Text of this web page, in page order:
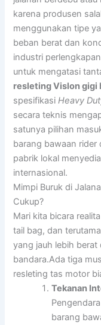
karena produsen
menggunakan tipe
beban berat dan
industri
untuk mengatasi
resleting Vislon gigi
spesifikasiHeavy
secara teknis
satunya pilihan
barang bawaan rider
pabrik lokal
internasional.
Mimpi Buruk di
Cukup?
Mari kita bicara
tail bag, dan
yang jauh lebih
bandara.Ada tiga
resleting tas motor
Tekanan
barang